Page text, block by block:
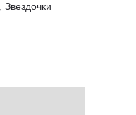
Звездочки